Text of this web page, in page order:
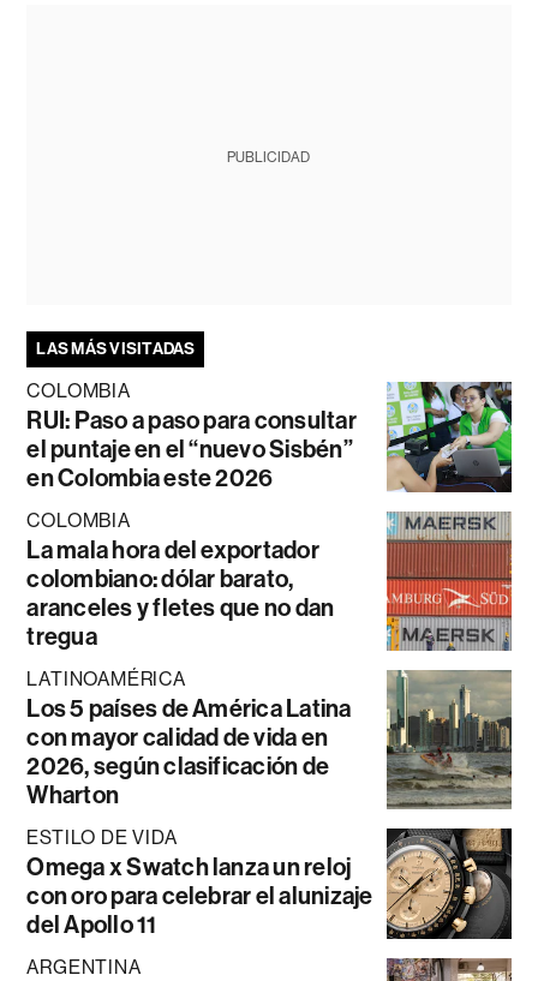
PUBLICIDAD
LAS MÁS VISITADAS
COLOMBIA
RUI: Paso a paso para consultar
el puntaje en el “nuevo Sisbén”
en Colombia este 2026
COLOMBIA
La mala hora del exportador
colombiano: dólar barato,
aranceles y fletes que no dan
tregua
LATINOAMÉRICA
Los 5 países de América Latina
con mayor calidad de vida en
2026, según clasificación de
Wharton
ESTILO DE VIDA
Omega x Swatch lanza un reloj
con oro para celebrar el alunizaje
del Apollo 11
ARGENTINA